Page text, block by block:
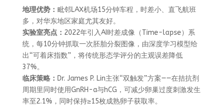
地理优势： 毗邻LAX机场15分钟车程，时差小、直飞航班
多，对华东地区家庭尤其友好。
实验室亮点： 2022年引入AI时差成像（Time-lapse）系
统，每10分钟抓取一次胚胎分裂图像，由深度学习模型给
出“可着床指数”，将传统形态学评分的主观误差降低
37%。
临床策略： Dr. James P. Lin主张“双触发”方案——在拮抗剂
周期里同时使用GnRH-a与hCG，可减少卵巢过度刺激发生
率至2.1%，同时保持≥15枚成熟卵子获取率。